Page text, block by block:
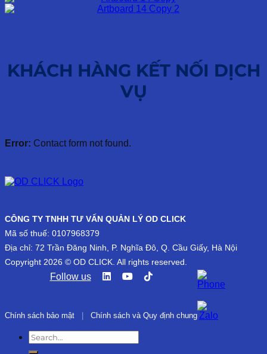
KHÁCH HÀNG KẾT NỐI DỊCH
VỤ
Error: Contact form not found.
CÔNG TY TNHH TƯ VẤN QUẢN LÝ OD CLICK
Mã số thuế: 0107968379
Địa chỉ: 72 Trần Đăng Ninh, P. Nghĩa Đô, Q. Cầu Giấy, Hà Nội
Copyright 2026 © OD CLICK. All rights reserved.
Follow us
Chính sách bảo mật Chính sách và Quy định chung